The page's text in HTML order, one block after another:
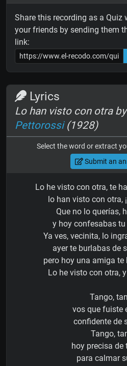
Share this recording as a Quiz
your friends by sending them
link:
Lyrics
Lo han visto con otra by
Pettorossi(1928)
Select the word or extract
Submit an
Lo he visto con otra, te
lo han visto con otra,
Que no lo querías,
y hoy confesabas tu
Ya ves, vecinita, lo
ayer te burlabas de
pero hoy una amiga
Lo he visto con otra,
Tango,
vos que fuiste
confidente de
Tango,
hoy precisa de
para calmar